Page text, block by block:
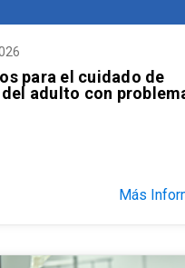
para el cuidado de
adulto con
Más